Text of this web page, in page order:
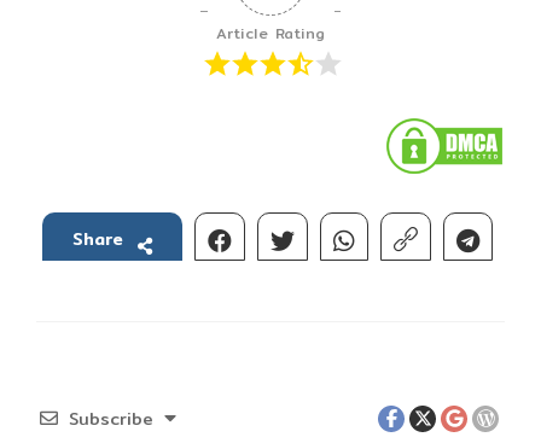
Article Rating
Share
Subscribe